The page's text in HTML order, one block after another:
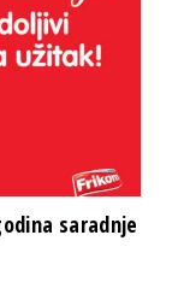
saradnje